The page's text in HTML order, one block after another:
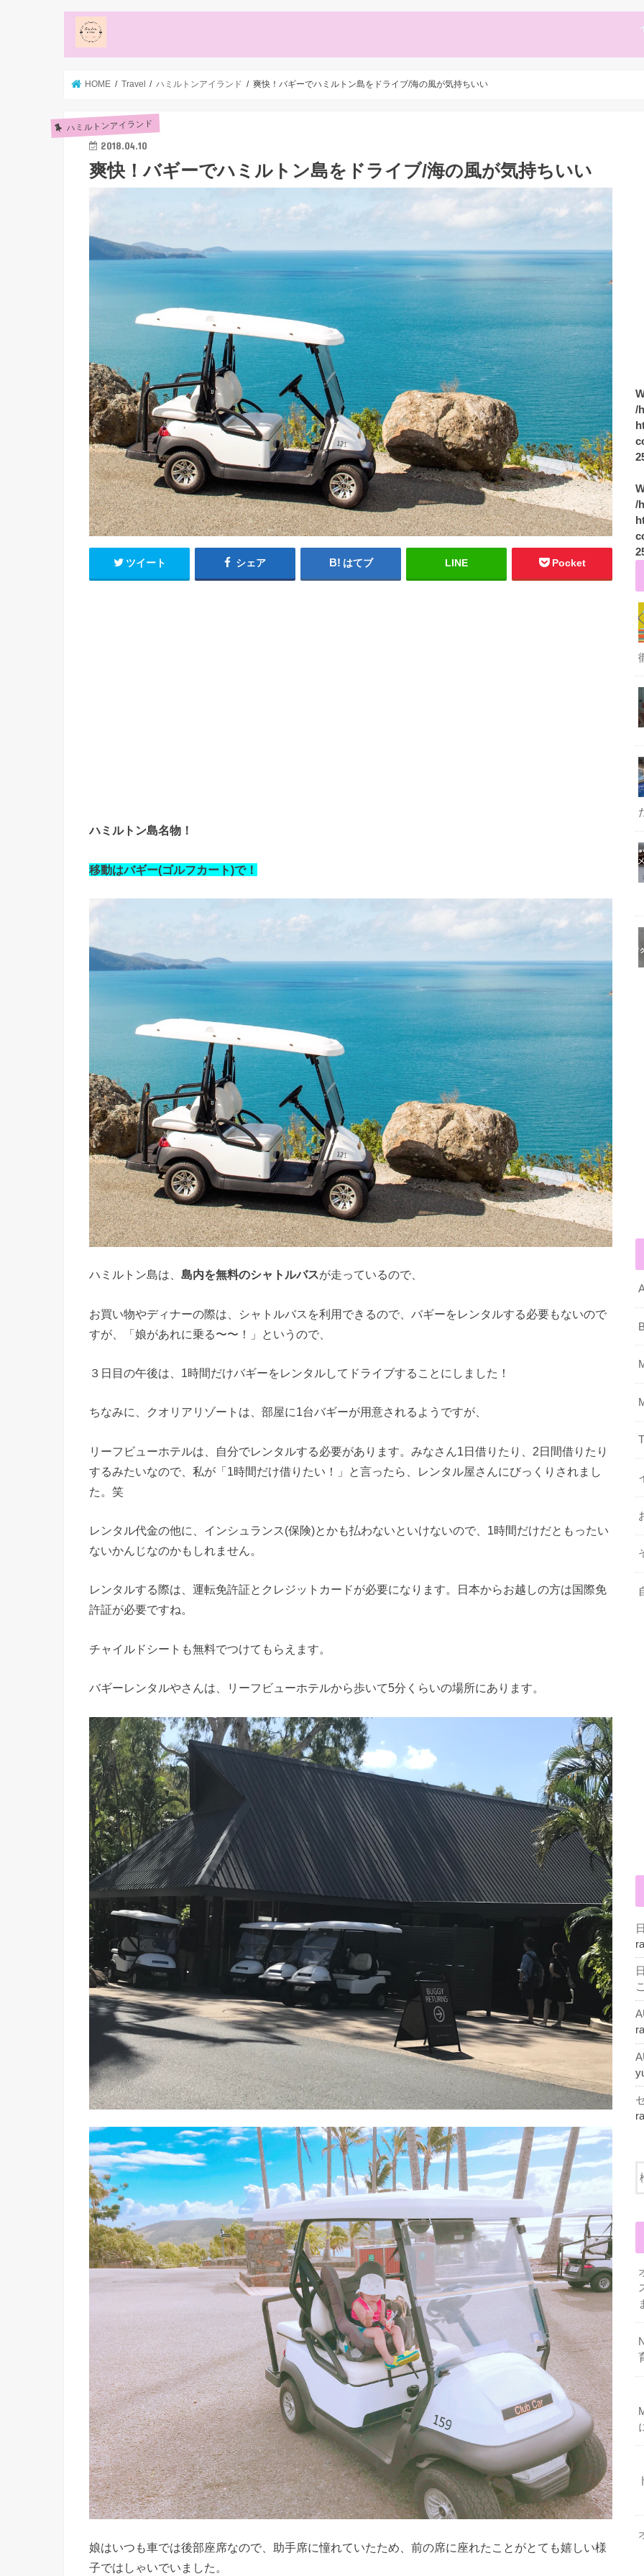
HOME Travel ハミルトンアイランド 爽快！バギーでハミルトン島をドライブ/海の風が気持ちいい
ハミルトンアイランド
2018.04.10
爽快！バギーでハミルトン島をドライブ/海の風が気持ちいい
ツイート シェア はてブ LINE Pocket
ハミルトン島名物！
移動はバギー(ゴルフカート)で！
ハミルトン島は、 島内を無料のシャトルバスが走っているので、
お買い物やディナーの際は、シャトルバスを利用できるので、バギーをレンタルする必要もないので
すが、「娘があれに乗る〜〜！」というので、
３日目の午後は、1時間だけバギーをレンタルしてドライブすることにしました！
ちなみに、クオリアリゾートは、部屋に1台バギーが用意されるようですが、
リーフビューホテルは、自分でレンタルする必要があります。みなさん1日借りたり、2日間借りたり
するみたいなので、私が「1時間だけ借りたい！」と言ったら、レンタル屋さんにびっくりされまし
た。笑
レンタル代金の他に、インシュランス(保険)とかも払わないといけないので、1時間だけだともったい
ないかんじなのかもしれません。
レンタルする際は、運転免許証とクレジットカードが必要になります。日本からお越しの方は国際免
許証が必要ですね。
チャイルドシートも無料でつけてもらえます。
バギーレンタルやさんは、リーフビューホテルから歩いて5分くらいの場所にあります。
娘はいつも車では後部座席なので、助手席に憧れていたため、前の席に座れたことがとても嬉しい様
子ではしゃいでいました。
/
/